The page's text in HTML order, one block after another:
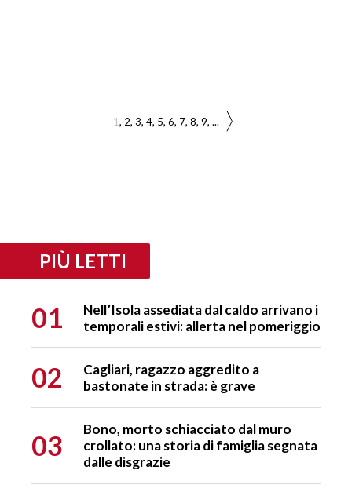
1 2 3 4 5 6 7 8 9 ...
PIÙ LETTI
01
Nell’Isola assediata dal caldo arrivano i
temporali estivi: allerta nel pomeriggio
02
Cagliari, ragazzo aggredito a
bastonate in strada: è grave
03
Bono, morto schiacciato dal muro
crollato: una storia di famiglia segnata
dalle disgrazie